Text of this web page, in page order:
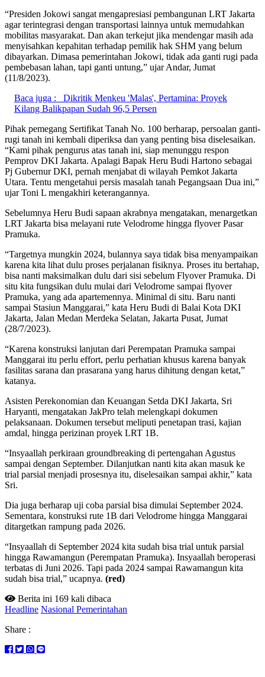
“Presiden Jokowi sangat mengapresiasi pembangunan LRT Jakarta
agar terintegrasi dengan transportasi lainnya untuk memudahkan
mobilitas masyarakat. Dan akan terkejut jika mendengar masih ada
menyisahkan kepahitan terhadap pemilik hak SHM yang belum
dibayarkan. Dimasa pemerintahan Jokowi, tidak ada ganti rugi pada
pembebasan lahan, tapi ganti untung,” ujar Andar, Jumat
(11/8/2023).
Baca juga :
Dikritik Menkeu 'Malas', Pertamina: Proyek
Kilang Balikpapan Sudah 96,5 Persen
Pihak pemegang Sertifikat Tanah No. 100 berharap, persoalan ganti-
rugi tanah ini kembali diperiksa dan yang penting bisa diselesaikan.
“Kami pihak pengurus atas tanah ini, siap menunggu respon
Pemprov DKI Jakarta. Apalagi Bapak Heru Budi Hartono sebagai
Pj Gubernur DKI, pernah menjabat di wilayah Pemkot Jakarta
Utara. Tentu mengetahui persis masalah tanah Pegangsaan Dua ini,”
ujar Toni L mengakhiri keterangannya.
Sebelumnya Heru Budi sapaan akrabnya mengatakan, menargetkan
LRT Jakarta bisa melayani rute Velodrome hingga flyover Pasar
Pramuka.
“Targetnya mungkin 2024, bulannya saya tidak bisa menyampaikan
karena kita lihat dulu proses perjalanan fisiknya. Proses itu bertahap,
bisa nanti maksimalkan dulu dari sisi sebelum Flyover Pramuka. Di
situ kita fungsikan dulu mulai dari Velodrome sampai flyover
Pramuka, yang ada apartemennya. Minimal di situ. Baru nanti
sampai Stasiun Manggarai,” kata Heru Budi di Balai Kota DKI
Jakarta, Jalan Medan Merdeka Selatan, Jakarta Pusat, Jumat
(28/7/2023).
“Karena konstruksi lanjutan dari Perempatan Pramuka sampai
Manggarai itu perlu effort, perlu perhatian khusus karena banyak
fasilitas sarana dan prasarana yang harus dihitung dengan ketat,”
katanya.
Asisten Perekonomian dan Keuangan Setda DKI Jakarta, Sri
Haryanti, mengatakan JakPro telah melengkapi dokumen
pelaksanaan. Dokumen tersebut meliputi penetapan trasi, kajian
amdal, hingga perizinan proyek LRT 1B.
“Insyaallah perkiraan groundbreaking di pertengahan Agustus
sampai dengan September. Dilanjutkan nanti kita akan masuk ke
trial parsial menjadi prosesnya itu, diselesaikan sampai akhir,” kata
Sri.
Dia juga berharap uji coba parsial bisa dimulai September 2024.
Sementara, konstruksi rute 1B dari Velodrome hingga Manggarai
ditargetkan rampung pada 2026.
“Insyaallah di September 2024 kita sudah bisa trial untuk parsial
hingga Rawamangun (Perempatan Pramuka). Insyaallah beroperasi
terbatas di Juni 2026. Tapi pada 2024 sampai Rawamangun kita
sudah bisa trial,” ucapnya. (red)
Berita ini 169 kali dibaca
Headline Nasional Pemerintahan
Share :